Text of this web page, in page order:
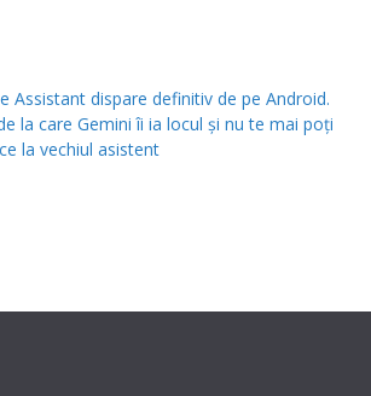
Assistant dispare definitiv de pe Android.
la care Gemini îi ia locul și nu te mai poți
la vechiul asistent